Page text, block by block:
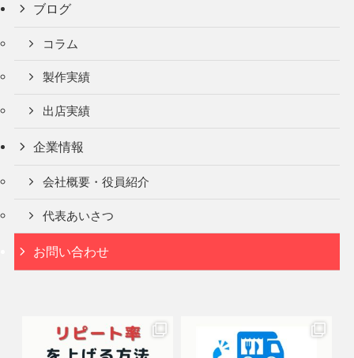
ブログ
コラム
製作実績
出店実績
企業情報
会社概要・役員紹介
代表あいさつ
お問い合わせ